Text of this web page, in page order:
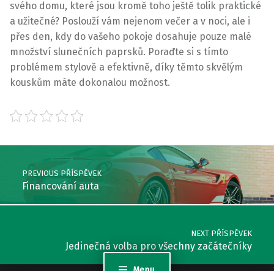
svého domu, které jsou kromě toho ještě tolik praktické
a užitečné? Poslouží vám nejenom večer a v noci, ale i
přes den, kdy do vašeho pokoje dosahuje pouze malé
množství slunečních paprsků. Poraďte si s tímto
problémem stylově a efektivně, díky těmto skvělým
kouskům máte dokonalou možnost.
Skip back to main navigation
Post navigation
PREVIOUS PŘÍSPĚVEK
Financování auta
NEXT PŘÍSPĚVEK
Jedinečná volba pro všechny začátečníky